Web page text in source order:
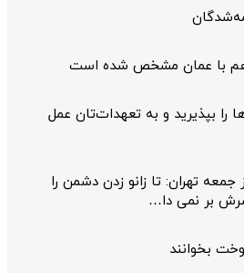
با عمان مشخص شده است
را بپذیرید و به تعهدات‌تان عمل
تهران: تا زانو زدن دشمن را
بر نمی دا…
بخوانند